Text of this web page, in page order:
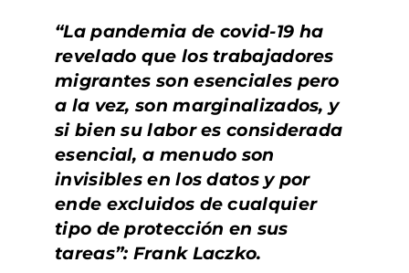
“La pandemia de covid-19 ha
revelado que los trabajadores
migrantes son esenciales pero
a la vez, son marginalizados, y
si bien su labor es considerada
esencial, a menudo son
invisibles en los datos y por
ende excluidos de cualquier
tipo de protección en sus
tareas”: Frank Laczko.